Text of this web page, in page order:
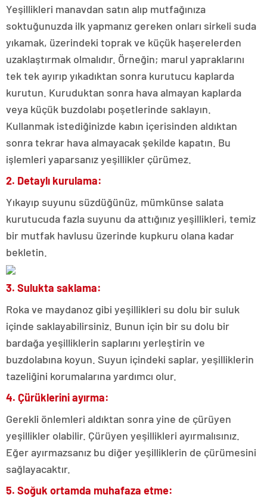
Yeşillikleri manavdan satın alıp mutfağınıza
soktuğunuzda ilk yapmanız gereken onları sirkeli suda
yıkamak, üzerindeki toprak ve küçük haşerelerden
uzaklaştırmak olmalıdır. Örneğin; marul yapraklarını
tek tek ayırıp yıkadıktan sonra kurutucu kaplarda
kurutun. Kuruduktan sonra hava almayan kaplarda
veya küçük buzdolabı poşetlerinde saklayın.
Kullanmak istediğinizde kabın içerisinden aldıktan
sonra tekrar hava almayacak şekilde kapatın. Bu
işlemleri yaparsanız yeşillikler çürümez.
2. Detaylı kurulama:
Yıkayıp suyunu süzdüğünüz, mümkünse salata
kurutucuda fazla suyunu da attığınız yeşillikleri, temiz
bir mutfak havlusu üzerinde kupkuru olana kadar
bekletin.
3. Sulukta saklama:
Roka ve maydanoz gibi yeşillikleri su dolu bir suluk
içinde saklayabilirsiniz. Bunun için bir su dolu bir
bardağa yeşilliklerin saplarını yerleştirin ve
buzdolabına koyun. Suyun içindeki saplar, yeşilliklerin
tazeliğini korumalarına yardımcı olur.
4. Çürüklerini ayırma:
Gerekli önlemleri aldıktan sonra yine de çürüyen
yeşillikler olabilir. Çürüyen yeşillikleri ayırmalısınız.
Eğer ayırmazsanız bu diğer yeşilliklerin de çürümesini
sağlayacaktır.
5. Soğuk ortamda muhafaza etme: